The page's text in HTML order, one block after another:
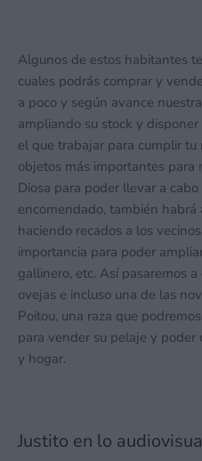
Algunos de estos habitantes
cuales podrás comprar y
a poco y según avance
ampliando su stock y
el que trabajar para cumplir
objetos más importantes para
Diosa para poder llevar a
encomendado, también
haciendo recados a los
importancia para poder
gallinero, etc. Así pasaremos
ovejas e incluso una de las
Poitou, una raza que
para vender su pelaje y poder
y hogar.
Justito en lo